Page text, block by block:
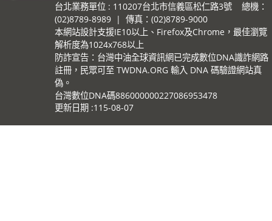
台北業務單位 : 110207台北市信義區松仁路3號 總機：
(02)8789-8989 | 傳真：(02)8789-9000
本網站設計支援IE10以上、Firefox及Chrome，最佳瀏覽
解析度為1024x768以上
防詐宣告：台灣中油全球資訊網已完成數位DNA識詐網路
註冊，民眾可至 TWDNA.ORG 輸入 DNA 碼驗證網站真
偽。
台灣數位DNA碼886000000227086953478
更新日期 115-08-07